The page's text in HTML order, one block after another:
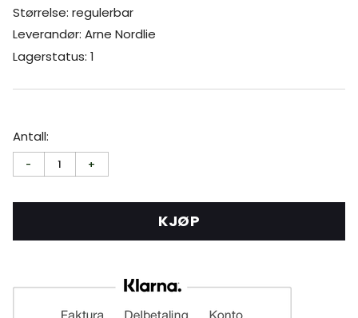
Størrelse: regulerbar
Leverandør: Arne Nordlie
Lagerstatus: 1
Antall:
- 1 +
KJØP